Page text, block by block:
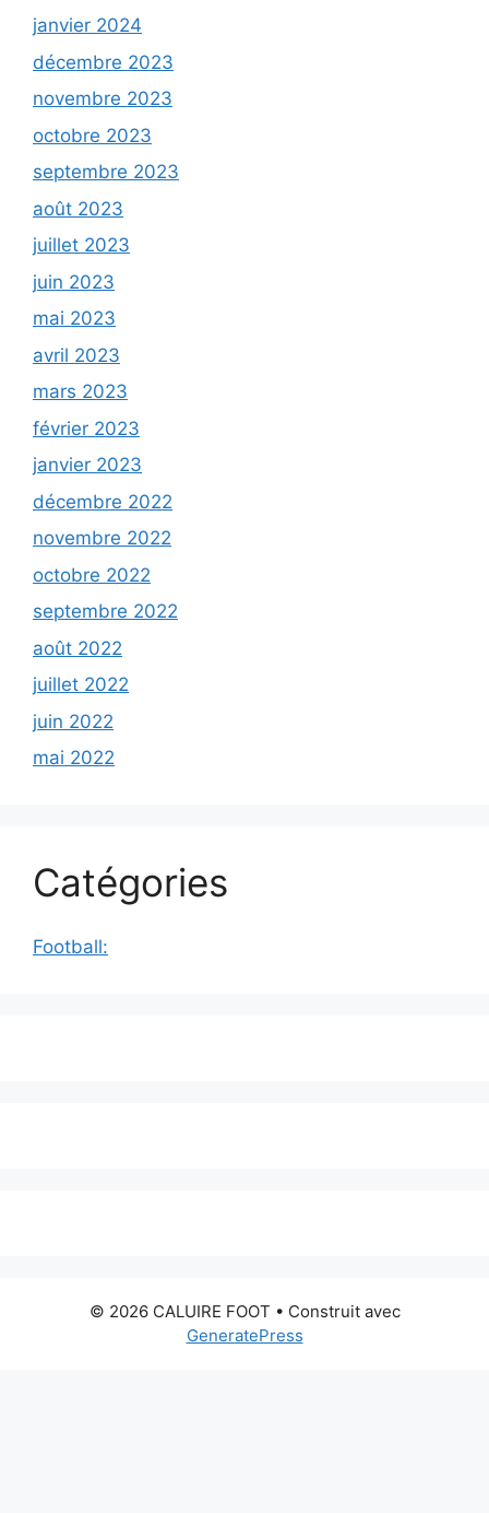
janvier 2024
décembre 2023
novembre 2023
octobre 2023
septembre 2023
août 2023
juillet 2023
juin 2023
mai 2023
avril 2023
mars 2023
février 2023
janvier 2023
décembre 2022
novembre 2022
octobre 2022
septembre 2022
août 2022
juillet 2022
juin 2022
mai 2022
Catégories
Football:
© 2026 CALUIRE FOOT • Construit avec
GeneratePress